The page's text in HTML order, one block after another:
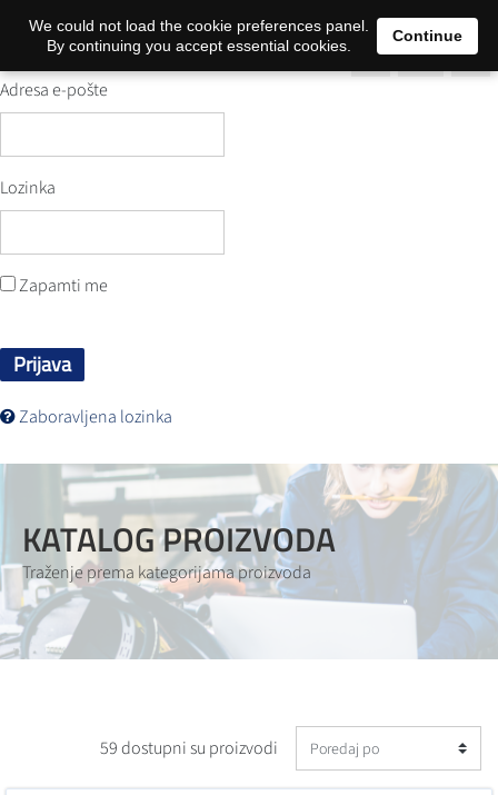
0
Adresa e-pošte
Lozinka
Zapamti me
Prijava
Zaboravljena lozinka
KATALOG PROIZVODA
Traženje prema kategorijama proizvoda
59 dostupni su proizvodi
We could not load the cookie preferences panel.
By continuing you accept essential cookies.
Continue